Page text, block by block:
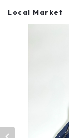
Local Market